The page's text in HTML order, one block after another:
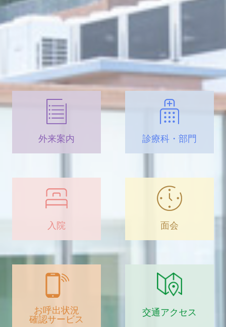
外来案内 診療科・部門
入院 面会
お呼出状況
確認サービス
交通アクセス